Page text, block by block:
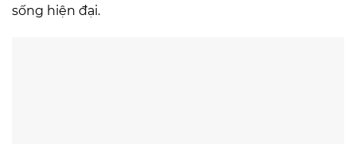
sống hiện đại.